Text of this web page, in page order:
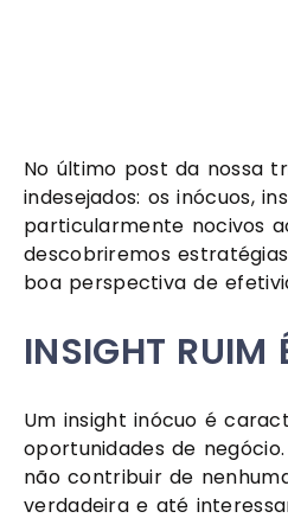
No último post da nossa
indesejados: os inócuos,
particularmente nocivos
descobriremos
boa perspectiva de
INSIGHT RUIM
Um insight inócuo é
oportunidades de
não contribuir de
verdadeira e até